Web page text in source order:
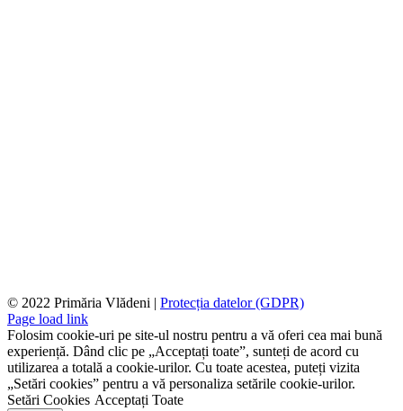
© 2022 Primăria Vlădeni | Protecția datelor (GDPR)
Page load link
Folosim cookie-uri pe site-ul nostru pentru a vă oferi cea mai bună
experiență. Dând clic pe „Acceptați toate”, sunteți de acord cu
utilizarea a totală a cookie-urilor. Cu toate acestea, puteți vizita
„Setări cookies” pentru a vă personaliza setările cookie-urilor.
Setări Cookies Acceptați Toate